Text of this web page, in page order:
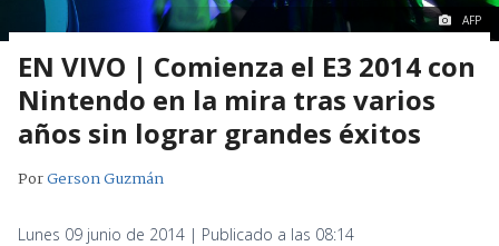
AFP
EN VIVO | Comienza el E3 2014 con
Nintendo en la mira tras varios
años sin lograr grandes éxitos
PorGerson Guzmán
Lunes 09 junio de 2014 | Publicado a las 08:14